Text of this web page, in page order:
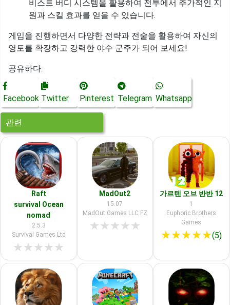
비스트 버디 시스템을 활용하여 전투에서 추가적인 지
원과 스킬 효과를 얻을 수 있습니다.
게임을 진행하면서 다양한 전략과 전술을 활용하여 자신의
영토를 확장하고 강력한 야수 군주가 되어 보세요!
공유하다:
Facebook Twitter Pinterest Telegram Whatsapp
관련
Raft
survival Ocean
nomad
2.5.3
Survival Games Ltd
★★★★★
MadOut2
15.07
MadOut Games LLC FZ
★★★★★
가르텐 오브 반반 12
1
Euphoric Brothers
Games
★★★★★(5)